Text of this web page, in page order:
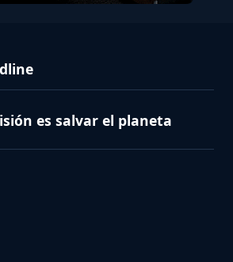
es salvar el planeta